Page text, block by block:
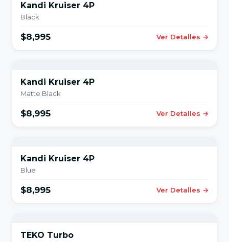
Kandi Kruiser 4P
Black
$8,995 Ver Detalles →
Kandi Kruiser 4P
Matte Black
$8,995 Ver Detalles →
Kandi Kruiser 4P
Blue
$8,995 Ver Detalles →
TEKO Turbo